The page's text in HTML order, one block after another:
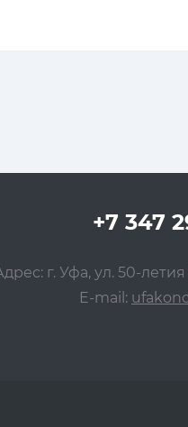
+7 347
г. Уфа, ул. 50-
E-mail: